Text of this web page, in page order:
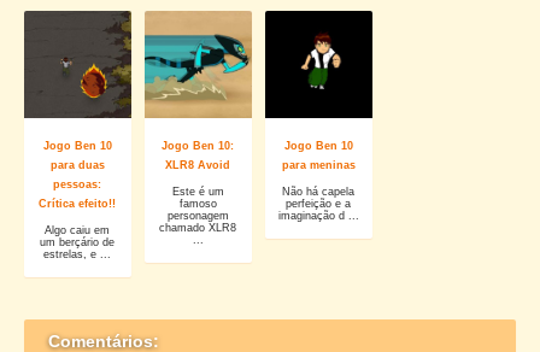
Jogo Ben 10
para duas
pessoas:
Crítica efeito!!
Algo caiu em
um berçário de
estrelas, e ...
Jogo Ben 10:
XLR8 Avoid
Este é um
famoso
personagem
chamado XLR8
...
Jogo Ben 10
para meninas
Não há capela
perfeição e a
imaginação d ...
Comentários: